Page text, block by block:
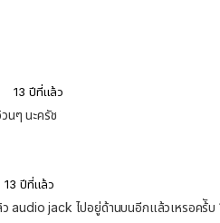
13 ปีที่แล้ว
นๆ นะครัช
13 ปีที่แล้ว
audio jack ไปอยู่ด้านบนอีกแล้วเหรอคร้ับ